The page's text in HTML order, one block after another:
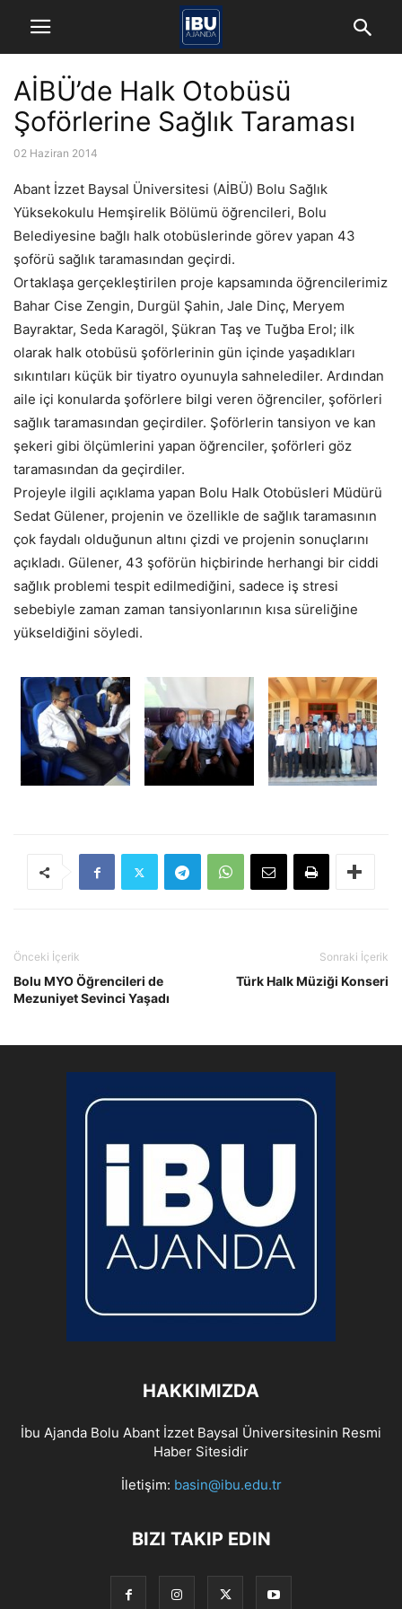
AİBÜ’de Halk Otobüsü
Şoförlerine Sağlık Taraması
02 Haziran 2014
Abant İzzet Baysal Üniversitesi (AİBÜ) Bolu Sağlık
Yüksekokulu Hemşirelik Bölümü öğrencileri, Bolu
Belediyesine bağlı halk otobüslerinde görev yapan 43
şoförü sağlık taramasından geçirdi.
Ortaklaşa gerçekleştirilen proje kapsamında öğrencilerimiz
Bahar Cise Zengin, Durgül Şahin, Jale Dinç, Meryem
Bayraktar, Seda Karagöl, Şükran Taş ve Tuğba Erol; ilk
olarak halk otobüsü şoförlerinin gün içinde yaşadıkları
sıkıntıları küçük bir tiyatro oyunuyla sahnelediler. Ardından
aile içi konularda şoförlere bilgi veren öğrenciler, şoförleri
sağlık taramasından geçirdiler. Şoförlerin tansiyon ve kan
şekeri gibi ölçümlerini yapan öğrenciler, şoförleri göz
taramasından da geçirdiler.
Projeyle ilgili açıklama yapan Bolu Halk Otobüsleri Müdürü
Sedat Gülener, projenin ve özellikle de sağlık taramasının
çok faydalı olduğunun altını çizdi ve projenin sonuçlarını
açıkladı. Gülener, 43 şoförün hiçbirinde herhangi bir ciddi
sağlık problemi tespit edilmediğini, sadece iş stresi
sebebiyle zaman zaman tansiyonlarının kısa süreliğine
yükseldiğini söyledi.
Önceki İçerik
Bolu MYO Öğrencileri de
Mezuniyet Sevinci Yaşadı
Sonraki İçerik
Türk Halk Müziği Konseri
HAKKIMIZDA
İbu Ajanda Bolu Abant İzzet Baysal Üniversitesinin Resmi
Haber Sitesidir
İletişim: basin@ibu.edu.tr
BIZI TAKIP EDIN